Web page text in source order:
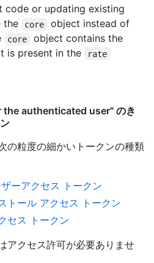
code or updating existing
the
core
object instead of
core
object contains the
is present in the
rate
authenticated user" のき
の粒度の細かいトークンの種類
ーアクセス トークン
トール アクセス トークン
セス トークン
アクセス許可が必要ありませ